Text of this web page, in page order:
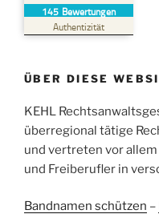
145 Bewertungen
Authentizität
SEHR GUT
Bewertungen von
2
anderen Quellen
Blick aufs ProvenExpert-
ÜBER DIESE
KEHL
überregional tätige
und vertreten vor
und Freiberufler in
Bandnamen schützen –